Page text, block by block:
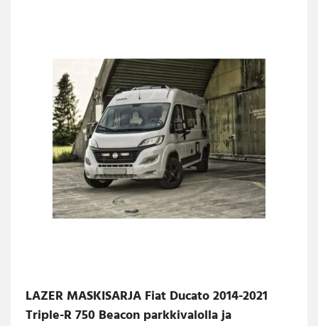
LAZER MASKISARJA Fiat Ducato 2014-2021
Triple-R 750 Beacon parkkivalolla ja